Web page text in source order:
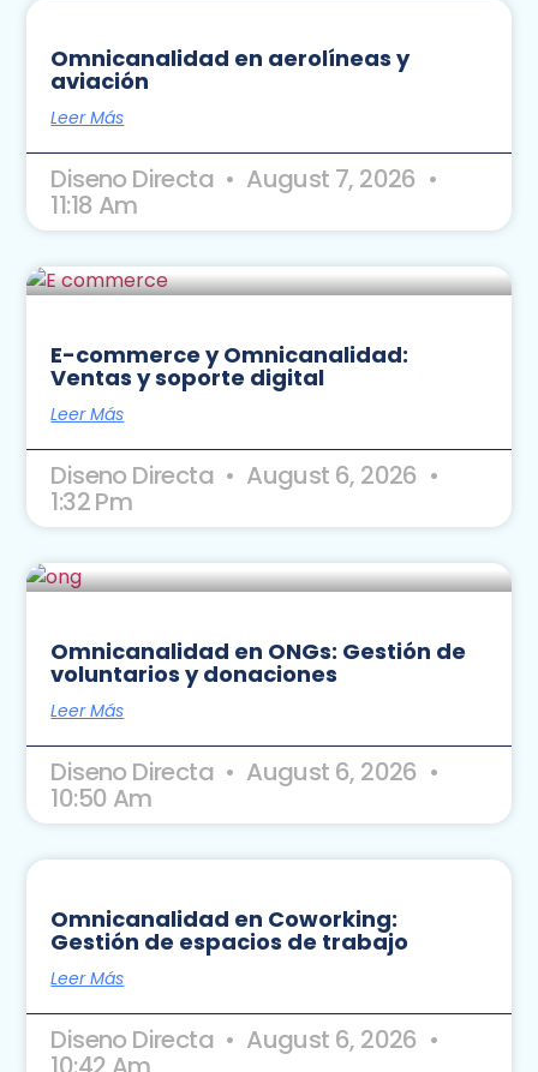
Omnicanalidad en aerolíneas y
aviación
Leer Más
Diseno Directa August 7, 2026
11:18 Am
E-commerce y Omnicanalidad:
Ventas y soporte digital
Leer Más
Diseno Directa August 6, 2026
1:32 Pm
Omnicanalidad en ONGs: Gestión de
voluntarios y donaciones
Leer Más
Diseno Directa August 6, 2026
10:50 Am
Omnicanalidad en Coworking:
Gestión de espacios de trabajo
Leer Más
Diseno Directa August 6, 2026